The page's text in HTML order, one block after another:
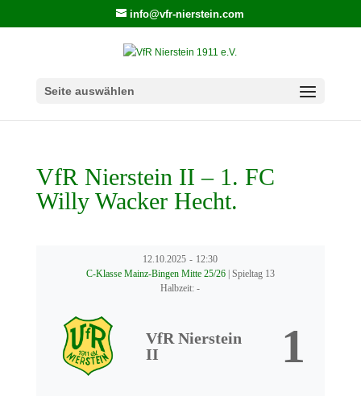
info@vfr-nierstein.com
Seite auswählen
VfR Nierstein II – 1. FC
Willy Wacker Hecht.
12.10.2025 - 12:30
C-Klasse Mainz-Bingen Mitte 25/26 | Spieltag 13
Halbzeit: -
VfR Nierstein
II
1